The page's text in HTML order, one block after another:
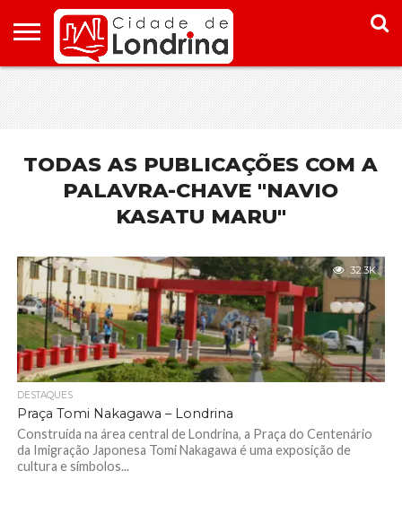
HOME
CONHEÇA
LONDRINA
PONTOS
TURÍSTICOS
ONDE
FICAR EM
LONDRINA
ONDE
COMER
EM
LONDRINA
TODAS AS PUBLICAÇÕES COM A
PALAVRA-CHAVE "NAVIO
KASATU MARU"
32.3K
DESTAQUES
Praça Tomi Nakagawa – Londrina
Construída na área central de Londrina, a Praça do Centenário
da Imigração Japonesa Tomi Nakagawa é uma exposição de
cultura e símbolos...